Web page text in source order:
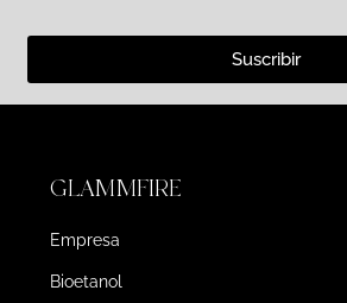
Suscribir
GLAMMFIRE
Empresa
Bioetanol